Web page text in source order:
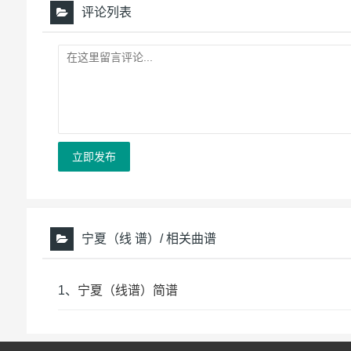
评论列表
立即发布
宁夏（线 谱）/ 相关曲谱
1、 宁夏（线谱）简谱